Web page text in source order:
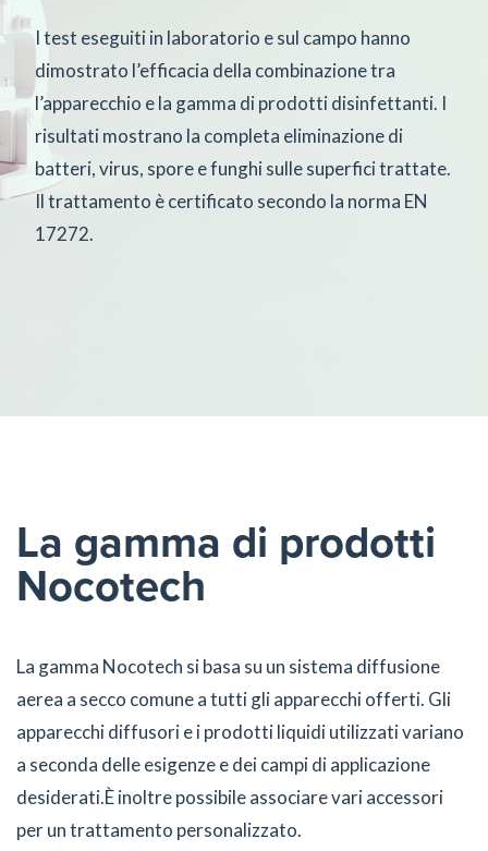
I test eseguiti in laboratorio e sul campo hanno
dimostrato l’efficacia della combinazione tra
l’apparecchio e la gamma di prodotti disinfettanti. I
risultati mostrano la completa eliminazione di
batteri, virus, spore e funghi sulle superfici trattate.
Il trattamento è certificato secondo la norma EN
17272.
La gamma di prodotti
Nocotech
La gamma Nocotech si basa su un sistema diffusione
aerea a secco comune a tutti gli apparecchi offerti. Gli
apparecchi diffusori e i prodotti liquidi utilizzati variano
a seconda delle esigenze e dei campi di applicazione
desiderati.È inoltre possibile associare vari accessori
per un trattamento personalizzato.